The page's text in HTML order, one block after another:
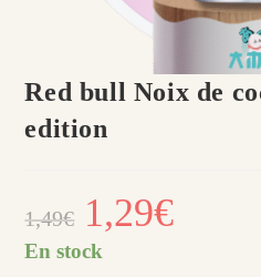
Red bull Noix de
edition
1,49€
Le
initial
était :
1,49€.
1,29€actuel
En stock